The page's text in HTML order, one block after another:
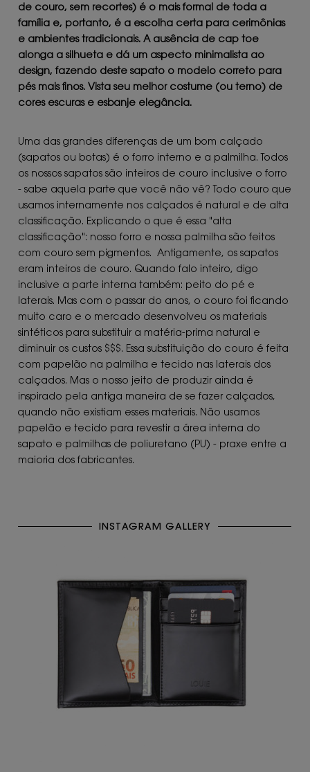
de couro, sem recortes) é o mais formal de toda a
família e, portanto, é a escolha certa para cerimônias
e ambientes tradicionais. A ausência de cap toe
alonga a silhueta e dá um aspecto minimalista ao
design, fazendo deste sapato o modelo correto para
pés mais finos. Vista seu melhor costume (ou terno) de
cores escuras e esbanje elegância.
Uma das grandes diferenças de um bom calçado
(sapatos ou botas) é o forro interno e a palmilha. Todos
os nossos sapatos são inteiros de couro inclusive o forro
- sabe aquela parte que você não vê? Todo couro que
usamos internamente nos calçados é natural e de alta
classificação. Explicando o que é essa "alta
classificação": nosso forro e nossa palmilha são feitos
com couro sem pigmentos. Antigamente, os sapatos
eram inteiros de couro. Quando falo inteiro, digo
inclusive a parte interna também: peito do pé e
laterais. Mas com o passar do anos, o couro foi ficando
muito caro e o mercado desenvolveu os materiais
sintéticos para substituir a matéria-prima natural e
diminuir os custos $$$. Essa substituição do couro é feita
com papelão na palmilha e tecido nas laterais dos
calçados. Mas o nosso jeito de produzir ainda é
inspirado pela antiga maneira de se fazer calçados,
quando não existiam esses materiais. Não usamos
papelão e tecido para revestir a área interna do
sapato e palmilhas de poliuretano (PU) - praxe entre a
maioria dos fabricantes.
INSTAGRAM GALLERY